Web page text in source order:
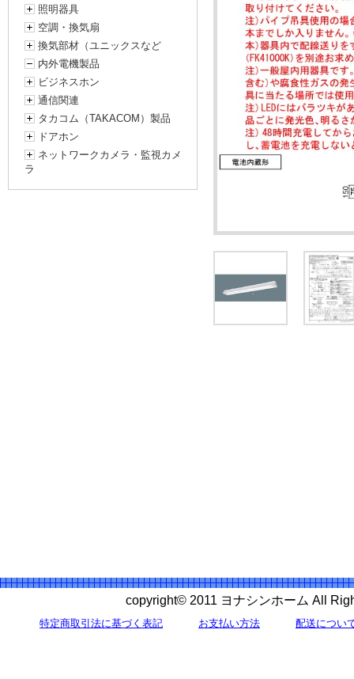
照明器具
空調・換気扇
換気部材（ユニックスなど
内外電機製品
ビジネスホン
通信関連
タカコム（TAKACOM）製品
ドアホン
ネットワークカメラ・監視カメ
ラ
copyright© 2011 ヨナシンホーム All
特定商取引法に基づく表記 お支払い方法 配送につい